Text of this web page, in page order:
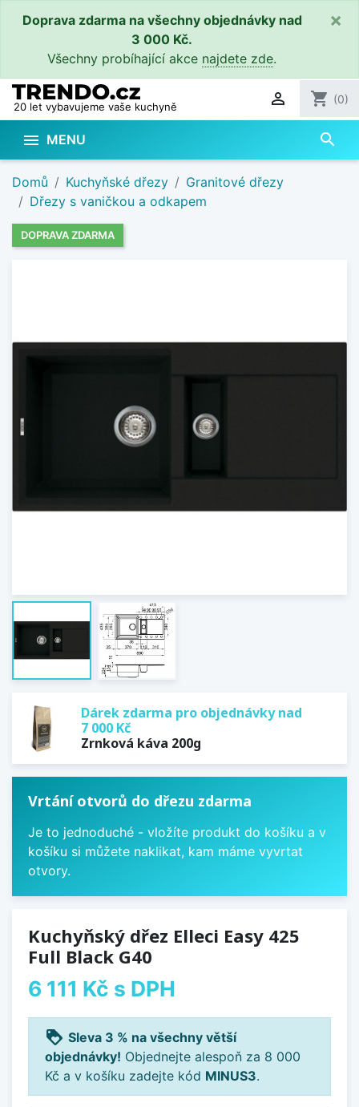
Doprava zdarma na všechny objednávky nad
3 000 Kč.
Všechny probíhající akce najdete zde.
×
20 let vybavujeme vaše kuchyně  shopping_cart (0)
 MENU search
Domů Kuchyňské dřezy
Granitové dřezy
Dřezy s vaničkou a odkapem
DOPRAVA ZDARMA
Dárek zdarma pro objednávky nad
7 000 Kč
Zrnková káva 200g
Vrtání otvorů do dřezu zdarma
Je to jednoduché - vložíte produkt do košíku a v
košíku si můžete naklikat, kam máme vyvrtat
otvory.
Kuchyňský dřez Elleci Easy 425
Full Black G40
6 111 Kč s DPH
loyalty Sleva 3 % na všechny větší
objednávky! Objednejte alespoň za 8 000
Kč a v košíku zadejte kód MINUS3.